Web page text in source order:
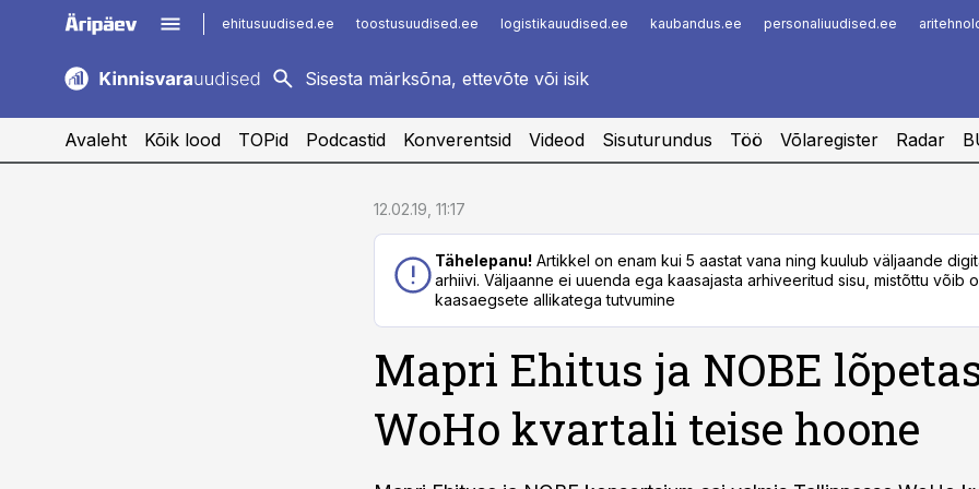
ehitusuudised.ee toostusuudised.ee logistikauudised.ee kaubandus.ee personaliuudised.ee
kaubandus.ee
logistikauudised.ee
imelineajalugu.ee
Infopank
Avaleht Kõik lood TOPid Podcastid Konverentsid Videod Sisuturundus Töö Võlaregister Radar
12.02.19, 11:17
Tähelepanu! Artikkel on enam kui 5 aastat vana ning kuulub väljaande
arhiivi. Väljaanne ei uuenda ega kaasajasta arhiveeritud sisu, mistõttu võib
kaasaegsete allikatega tutvumine
Mapri Ehitus ja NOBE
WoHo kvartali teise hoone